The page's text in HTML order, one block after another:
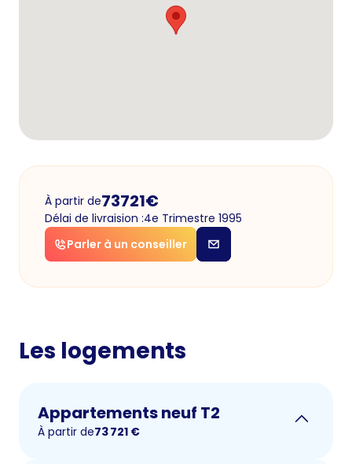
À partir de73721€
Délai de livraision :4e Trimestre 1995
Parler à un conseiller
Les logements
Appartements neuf T2
À partir de73 721 €